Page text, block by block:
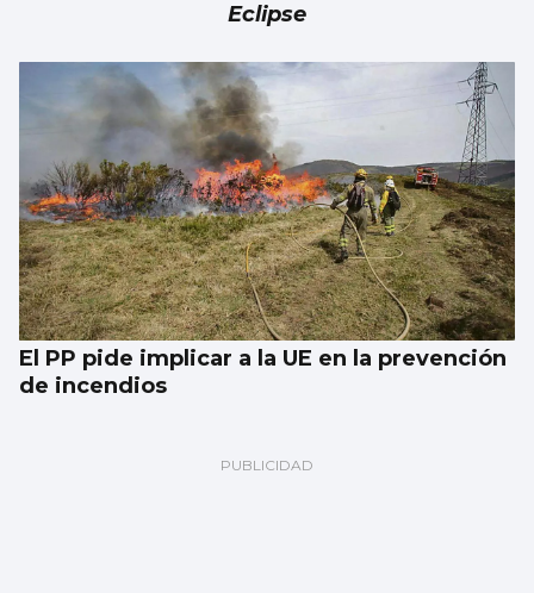
Eclipse
El PP pide implicar a la UE en la prevención
de incendios